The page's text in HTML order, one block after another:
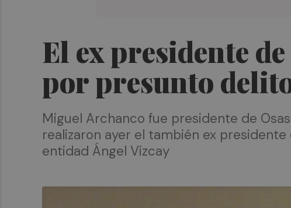
El ex presidente
por presunto
Miguel Archanco fue presidente de
realizaron ayer el también ex
entidad Ángel Vizcay